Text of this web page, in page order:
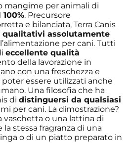
mangime per animali di
. Precursore
e bilanciata, Terra Canis
qualitativi assolutamente
per cani. Tutti
eccellente qualità
della lavorazione in
con una freschezza e
essere utilizzati anche
Una filosofia che ha
di distinguersi da qualsiasi
per cani. La dimostrazione?
vaschetta o una lattina di
la stessa fragranza di una
o di un piatto preparato in